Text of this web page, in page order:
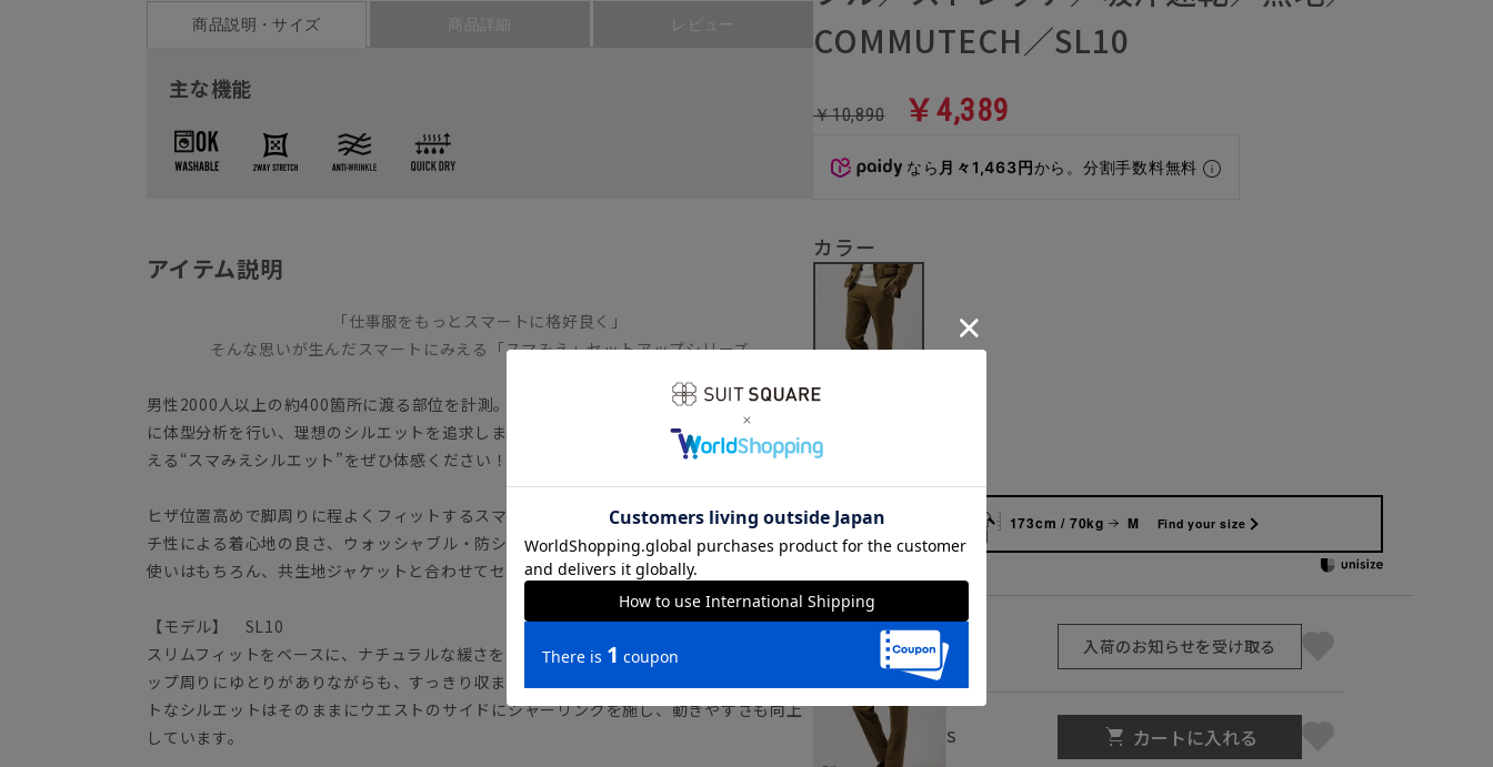
商品説明・サイズ 商品詳細 レビュー
主な機能
アイテム説明
「仕事服をもっとスマートに格好良く」
そんな思いが生んだスマートにみえる「スマみえ」セットアップシリーズ
男性2000人以上の約400箇所に渡る部位を計測。スキャンデータをもとに30代男性を中心
に体型分析を行い、理想のシルエットを追求しました。身体にフィットしてスマートにみ
える“スマみえシルエット”をぜひ体感ください！
ヒザ位置高めで脚周りに程よくフィットするスマートシルエットに加え、抜群のストレッ
チ性による着心地の良さ、ウォッシャブル・防シワ性・吸水速乾と機能面も充実◎ 単品
使いはもちろん、共生地ジャケットと合わせてセットアップとしても着用可能。
【モデル】 SL10
スリムフィットをベースに、ナチュラルな緩さを加味したテーパードパンツ。腰回りやヒ
ップ周りにゆとりがありながらも、すっきり収まるように身体にフィットします。スマー
トなシルエットはそのままにウエストのサイドにシャーリングを施し、動きやすさも向上
しています。
COMMUTECH／SL10
￥10,890 ￥4,389
なら 月々1,463円から。分割手数料無料
カラー
173cm / 70kg M Find your size
SS 入荷のお知らせを受け取る
S カートに入れる